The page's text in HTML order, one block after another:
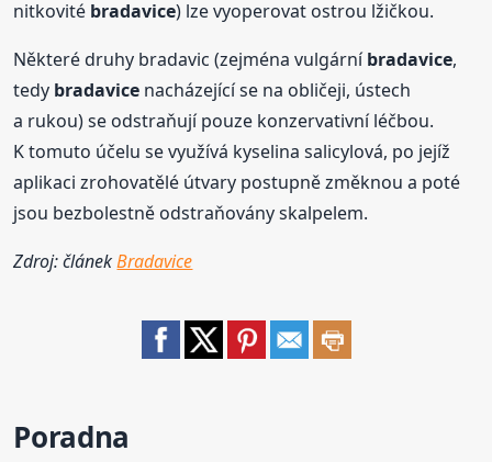
nitkovité bradavice) lze vyoperovat ostrou lžičkou.
Některé druhy bradavic (zejména vulgárníbradavice,
tedy bradavice nacházející se na obličeji, ústech
a rukou) se odstraňují pouze konzervativní léčbou.
K tomuto účelu se využívá kyselina salicylová, po jejíž
aplikaci zrohovatělé útvary postupně změknou a poté
jsou bezbolestně odstraňovány skalpelem.
Zdroj: článekBradavice
Poradna